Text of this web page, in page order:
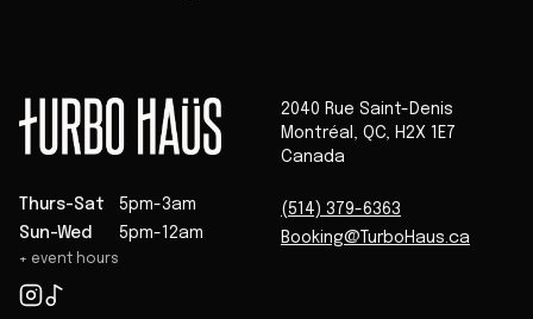
Thurs-Sat
5pm-3am
Sun-Wed
5pm-12am
+ event hours
2040 Rue Saint-Denis
Montréal , QC, H2X 1E7
Canada
(514) 379-6363
Booking@TurboHaus.ca